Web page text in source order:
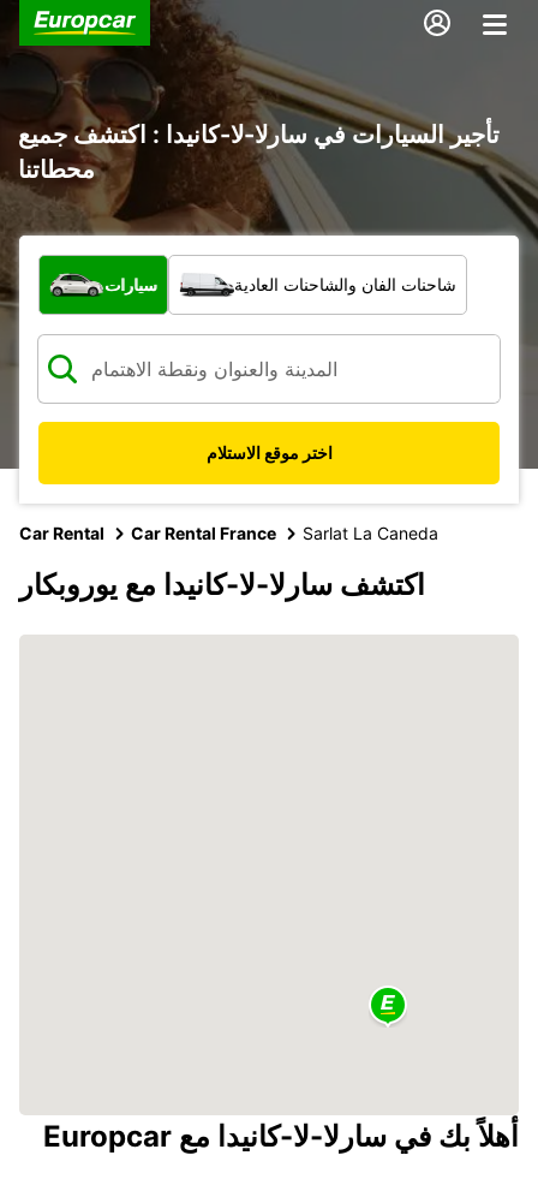
تأجير السيارات في سارلا-لا-كانيدا : اكتشف جميع
محطاتنا
ما نوع المركبة؟
سيارات شاحنات الفان والشاحنات العادية
اختر موقع الاستلام
Car Rental Car Rental France Sarlat La Caneda
اكتشف سارلا-لا-كانيدا مع يوروبكار
أهلاً بك في سارلا-لا-كانيدا مع Europcar